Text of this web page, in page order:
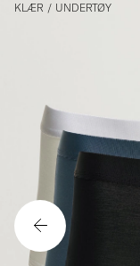
KLÆR / UNDERTØY